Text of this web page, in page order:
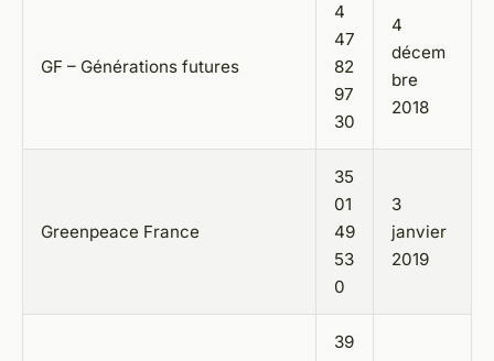
GF – Générations futures
4
47
82
97
30
4
décem
bre
2018
Greenpeace France
35
01
49
53
0
3
janvier
2019
39